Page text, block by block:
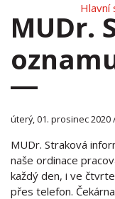
Hlavní
MUDr.
úterý, 01. prosinec 2020
MUDr. Straková
naše ordinace
každý den, i ve
přes telefon.